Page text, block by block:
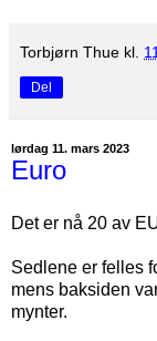
Torbjørn Thue kl.
Del
lørdag 11. mars 2023
Euro
Det er nå 20 av
Sedlene er felles
mens baksiden
mynter.